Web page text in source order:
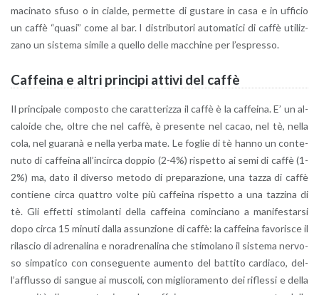
ma­ci­na­to sfuso o in cial­de, per­met­te di gu­sta­re in casa e in uf­fi­cio
un caffè “quasi” come al bar. I di­stri­bu­to­ri au­to­ma­ti­ci di caffè uti­liz­
za­no un si­ste­ma si­mi­le a quel­lo delle mac­chi­ne per l’e­spres­so.
Caf­fei­na e altri prin­ci­pi at­ti­vi del caffè
Il prin­ci­pa­le com­po­sto che ca­rat­te­riz­za il caffè è la caf­fei­na. E’ un al­
ca­loi­de che, oltre che nel caffè, è pre­sen­te nel cacao, nel tè, nella
cola, nel gua­ra­nà e nella yerba mate. Le fo­glie di tè hanno un con­te­
nu­to di caf­fei­na al­l’in­cir­ca dop­pio (2-4%) ri­spet­to ai semi di caffè (1-
2%) ma, dato il di­ver­so me­to­do di pre­pa­ra­zio­ne, una tazza di caffè
con­tie­ne circa quat­tro volte più caf­fei­na ri­spet­to a una taz­zi­na di
tè. Gli ef­fet­ti sti­mo­lan­ti della caf­fei­na co­min­cia­no a ma­ni­fe­star­si
dopo circa 15 mi­nu­ti dalla as­sun­zio­ne di caffè: la caf­fei­na fa­vo­ri­sce il
ri­la­scio di adre­na­li­na e no­ra­dre­na­li­na che sti­mo­la­no il si­ste­ma ner­vo­
so sim­pa­ti­co con con­se­guen­te au­men­to del bat­ti­to car­dia­co, del­
l’af­flus­so di san­gue ai mu­sco­li, con mi­glio­ra­men­to dei ri­fles­si e della